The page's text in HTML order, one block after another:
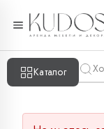
Каталог